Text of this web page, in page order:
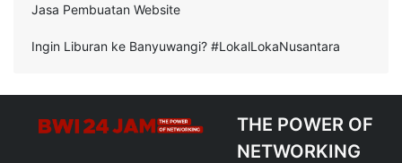
Jasa Pembuatan Website
Ingin Liburan ke Banyuwangi? #LokalLokaNusantara
THE POWER OF
NETWORKING